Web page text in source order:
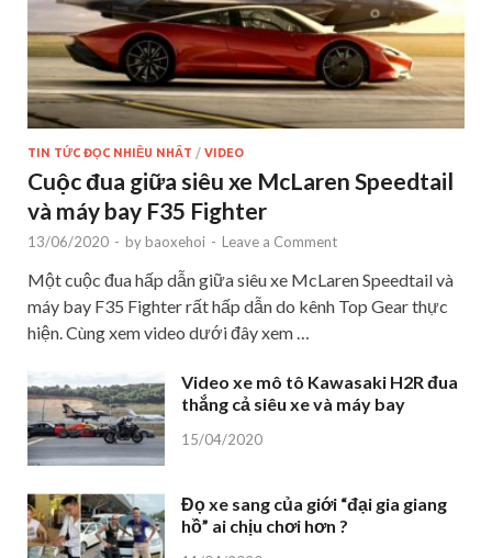
TIN TỨC ĐỌC NHIỀU NHẤT / VIDEO
Cuộc đua giữa siêu xe McLaren Speedtail
và máy bay F35 Fighter
13/06/2020 - by baoxehoi - Leave a Comment
Một cuộc đua hấp dẫn giữa siêu xe McLaren Speedtail và
máy bay F35 Fighter rất hấp dẫn do kênh Top Gear thực
hiện. Cùng xem video dưới đây xem …
Video xe mô tô Kawasaki H2R đua
thắng cả siêu xe và máy bay
15/04/2020
Đọ xe sang của giới “đại gia giang
hồ” ai chịu chơi hơn ?